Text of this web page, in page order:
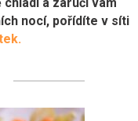
nocí, pořídíte v síti